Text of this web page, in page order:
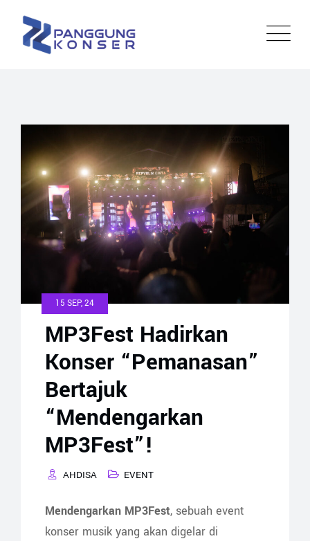
content
15 SEP, 24
MP3Fest Hadirkan
Konser “Pemanasan”
Bertajuk
“Mendengarkan
MP3Fest”!
AHDISA EVENT
Mendengarkan MP3Fest, sebuah event
konser musik yang akan digelar di